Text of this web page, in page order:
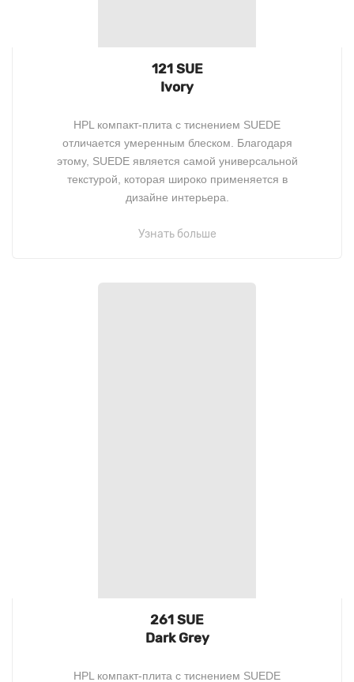
121 SUE
Ivory
HPL компакт-плита с тиснением SUEDE
отличается умеренным блеском. Благодаря
этому, SUEDE является самой универсальной
текстурой, которая широко применяется в
дизайне интерьера.
Узнать больше
261 SUE
Dark Grey
HPL компакт-плита с тиснением SUEDE